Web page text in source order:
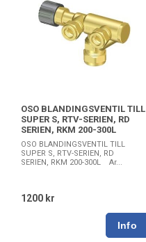
OSO BLANDINGSVENTIL TILL
SUPER S, RTV-SERIEN, RD
SERIEN, RKM 200-300L
OSO BLANDINGSVENTIL TILL
SUPER S, RTV-SERIEN, RD
SERIEN, RKM 200-300L Ar...
1200 kr